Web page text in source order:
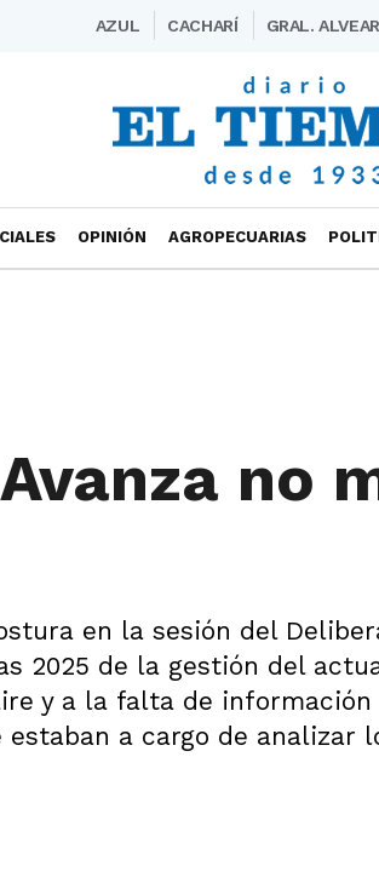
AZUL CACHARÍ GRAL. ALVEAR
OPINIÓN AGROPECUARIAS
no
en la sesión del
2025 de la gestión del
y a la falta de
a cargo de analizar